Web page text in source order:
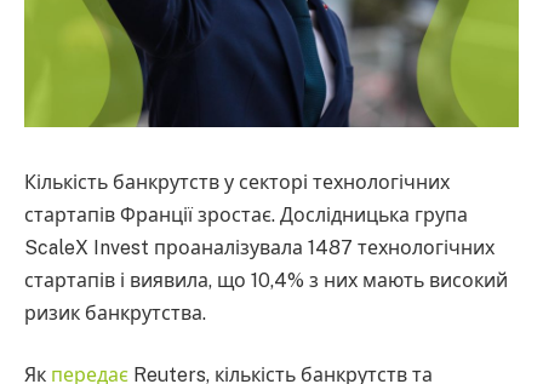
Кількість банкрутств у секторі технологічних
стартапів Франції зростає. Дослідницька група
ScaleX Invest проаналізувала 1487 технологічних
стартапів і виявила, що 10,4% з них мають високий
ризик банкрутства.
Як передає Reuters, кількість банкрутств та